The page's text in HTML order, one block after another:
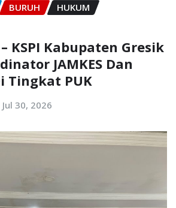
BURUH
HUKUM
– KSPI Kabupaten Gresik
JAMKES Dan
Tingkat PUK
Jul 30, 2026